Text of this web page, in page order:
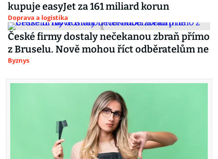
kupuje easyJet za 161 miliard korun
Doprava a logistika
České firmy dostaly nečekanou zbraň přímo
z Bruselu. Nově mohou říct odběratelům ne
Byznys